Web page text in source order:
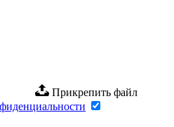
Прикрепить файл